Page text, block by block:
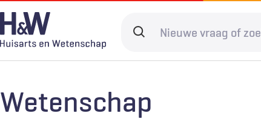
Overslaan
en
naar
gaan
Search
Spoedzorg
Abonneren
Wetenschap